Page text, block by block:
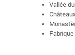
Vallée